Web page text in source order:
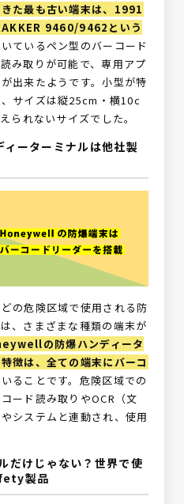
た最も古い端末は、1991
9460/9462という
ているペン型のバーコード
み取りが可能で、専用アプ
出来たようです。小型が特
サイズは縦25cm・横10c
られないサイズでした。
ーターミナルは他社製
の危険区域で使用される防
、さまざまな種類の端末が
の防爆ハンディータ
徴は、全ての端末にバーコ
ることです。危険区域での
ード読み取りやOCR（文
システムと連動され、使用
だけじゃない？世界で使
製品